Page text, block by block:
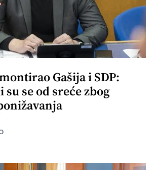
Gašija i SDP:
su se od sreće zbog